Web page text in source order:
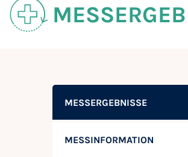
MESSERGEBNISSE
MESSINFORMATION